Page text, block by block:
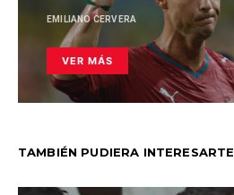
EMILIANO CERVERA
VER MÁS
TAMBIÉN PUDIERA INTERESARTE